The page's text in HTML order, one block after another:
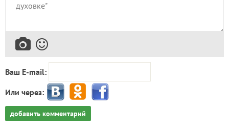
Ваш E-mail:
Или через:
добавить комментарий